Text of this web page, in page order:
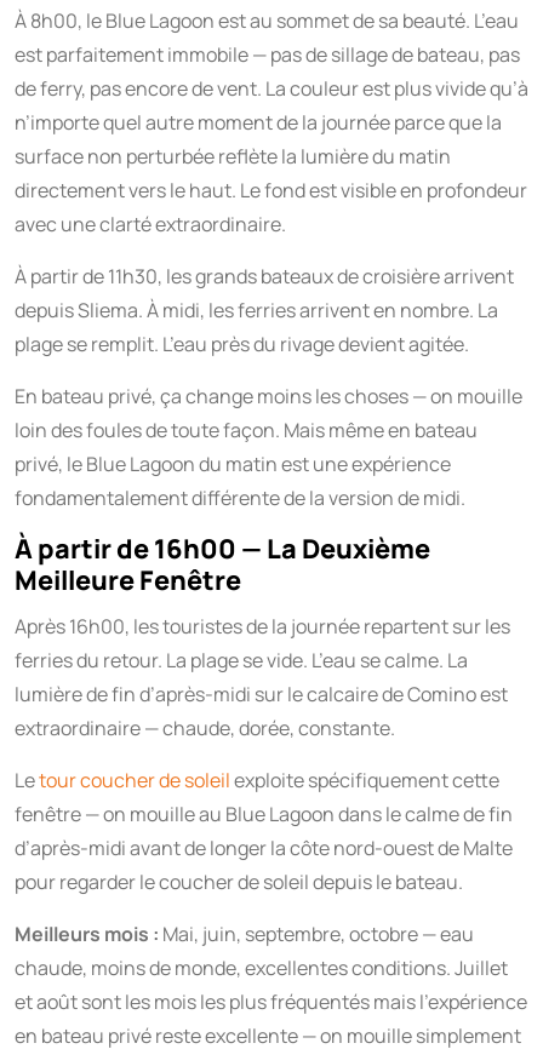
À 8h00, le Blue Lagoon est au sommet de sa beauté. L’eau
est parfaitement immobile — pas de sillage de bateau, pas
de ferry, pas encore de vent. La couleur est plus vivide qu’à
n’importe quel autre moment de la journée parce que la
surface non perturbée reflète la lumière du matin
directement vers le haut. Le fond est visible en profondeur
avec une clarté extraordinaire.
À partir de 11h30, les grands bateaux de croisière arrivent
depuis Sliema. À midi, les ferries arrivent en nombre. La
plage se remplit. L’eau près du rivage devient agitée.
En bateau privé, ça change moins les choses — on mouille
loin des foules de toute façon. Mais même en bateau
privé, le Blue Lagoon du matin est une expérience
fondamentalement différente de la version de midi.
À partir de 16h00 — La Deuxième
Meilleure Fenêtre
Après 16h00, les touristes de la journée repartent sur les
ferries du retour. La plage se vide. L’eau se calme. La
lumière de fin d’après-midi sur le calcaire de Comino est
extraordinaire — chaude, dorée, constante.
Letour coucher de soleilexploite spécifiquement cette
fenêtre — on mouille au Blue Lagoon dans le calme de fin
d’après-midi avant de longer la côte nord-ouest de Malte
pour regarder le coucher de soleil depuis le bateau.
Meilleurs mois : Mai, juin, septembre, octobre — eau
chaude, moins de monde, excellentes conditions. Juillet
et août sont les mois les plus fréquentés mais l’expérience
en bateau privé reste excellente — on mouille simplement